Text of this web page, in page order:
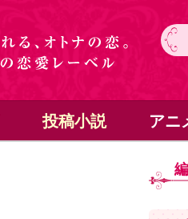
投稿小説 アニ